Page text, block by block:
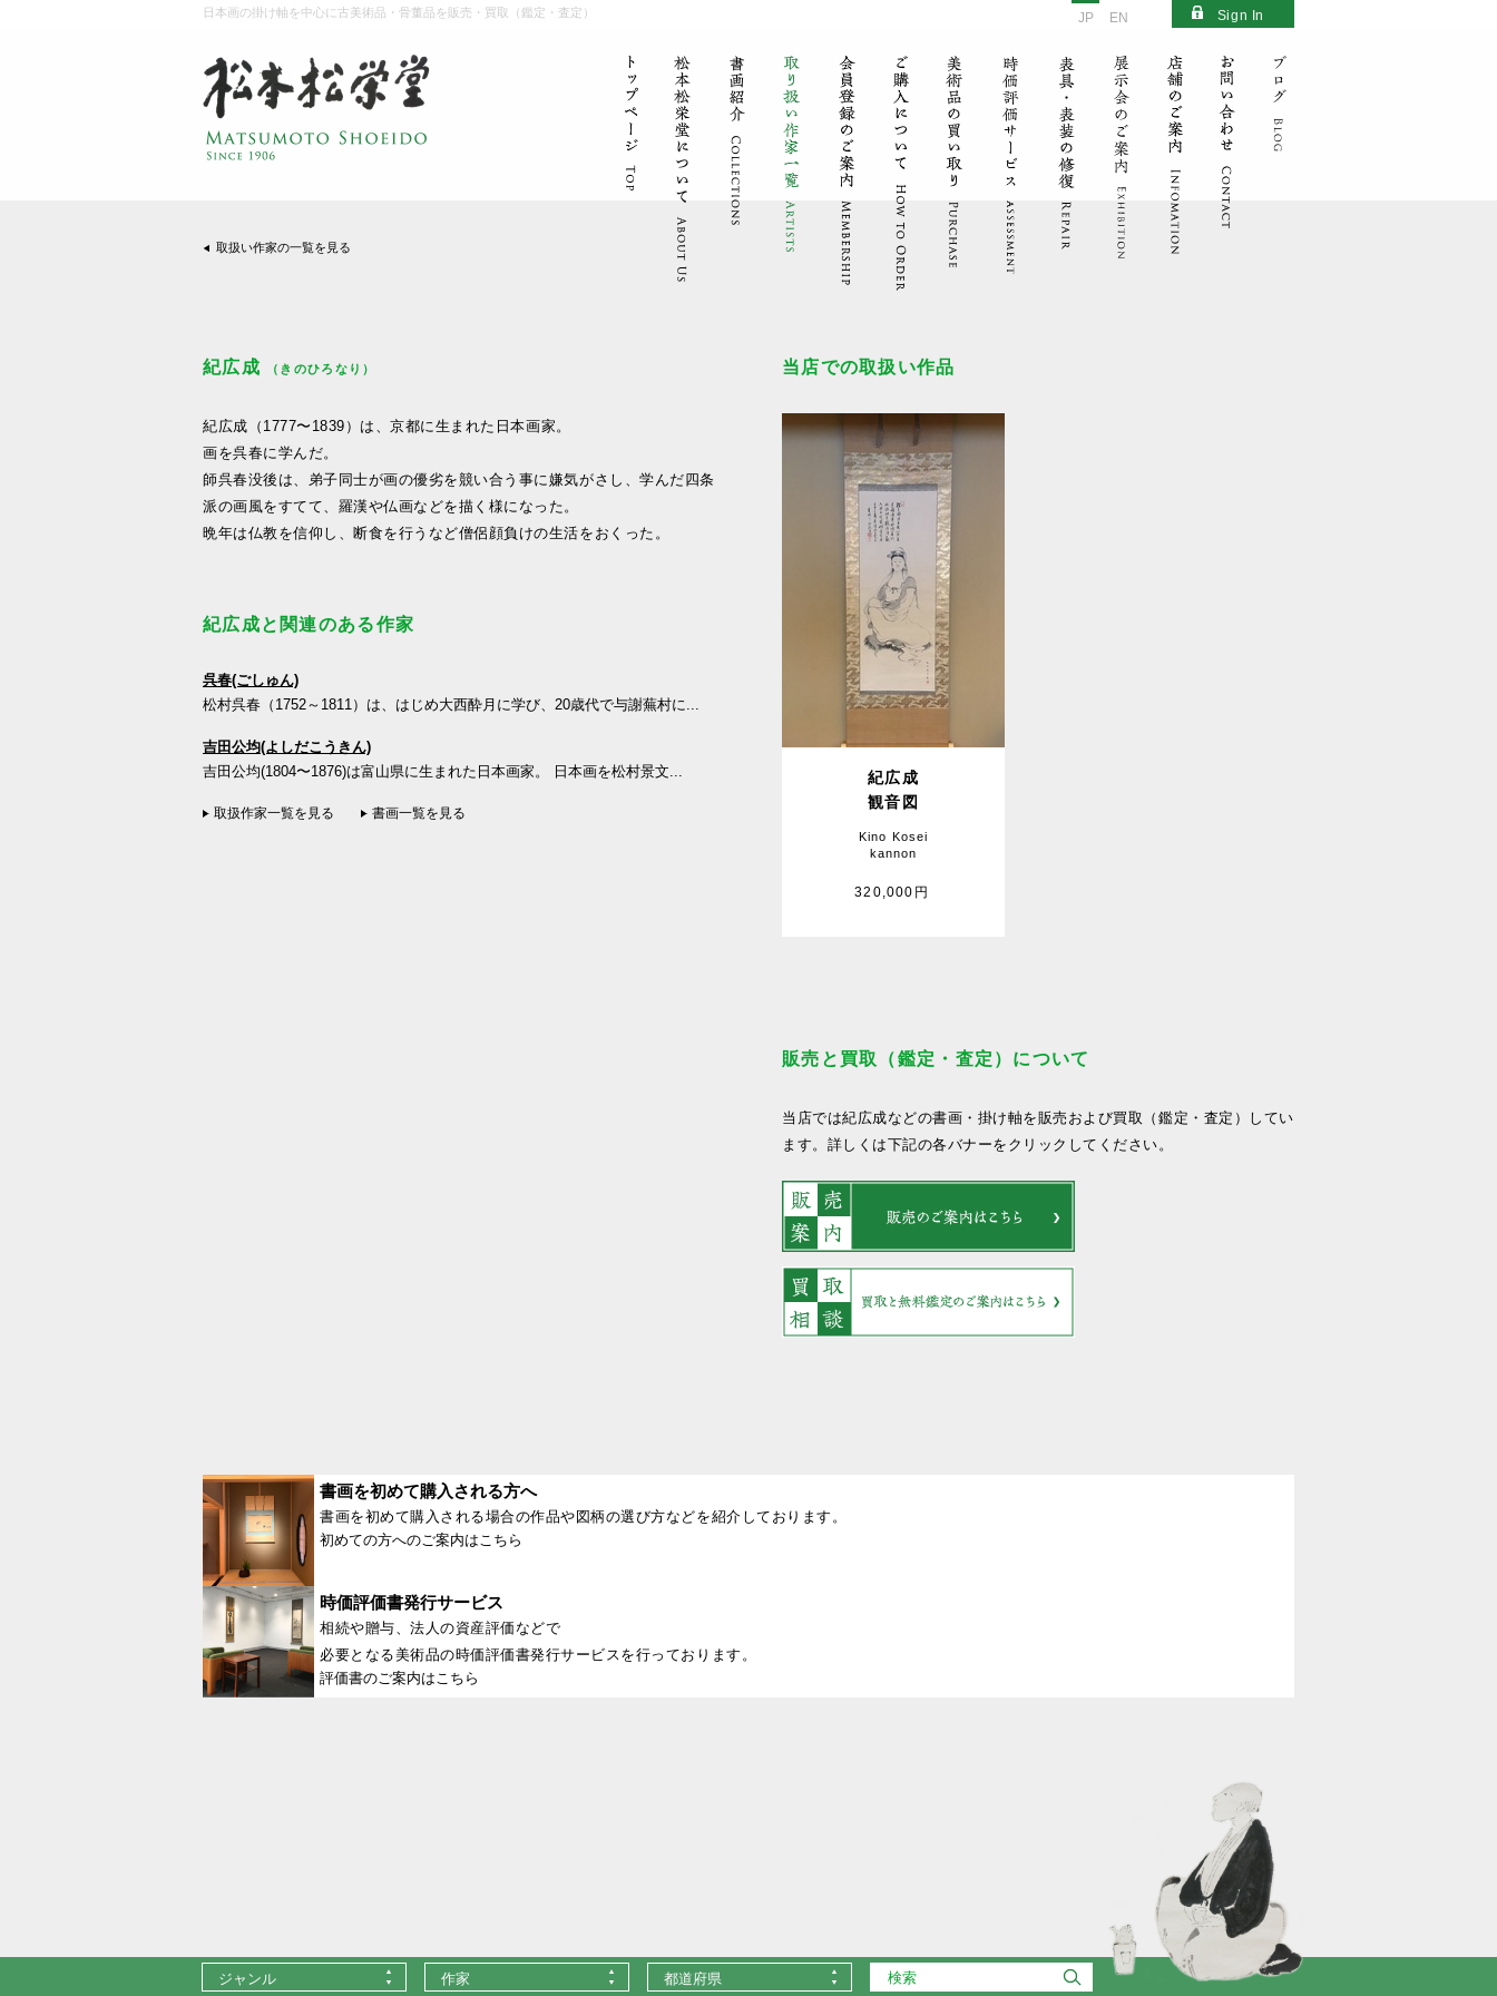
日本画の掛け軸を中心に古美術品・骨董品を販売・買取（鑑定・査定） Sign In
JP EN
取扱い作家の一覧を見る
紀広成 （きのひろなり）
紀広成（1777〜1839）は、京都に生まれた日本画家。
画を呉春に学んだ。
師呉春没後は、弟子同士が画の優劣を競い合う事に嫌気がさし、学んだ四条
派の画風をすてて、羅漢や仏画などを描く様になった。
晩年は仏教を信仰し、断食を行うなど僧侶顔負けの生活をおくった。
紀広成と関連のある作家
呉春(ごしゅん)
松村呉春（1752～1811）は、はじめ大西酔月に学び、20歳代で与謝蕪村に...
吉田公均(よしだこうきん)
吉田公均(1804〜1876)は富山県に生まれた日本画家。 日本画を松村景文...
取扱作家一覧を見る 書画一覧を見る
当店での取扱い作品
紀広成
観音図
Kino Kosei
kannon
320,000円
販売と買取（鑑定・査定）について
当店では紀広成などの書画・掛け軸を販売および買取（鑑定・査定）してい
ます。詳しくは下記の各バナーをクリックしてください。
書画を初めて購入される方へ
書画を初めて購入される場合の作品や図柄の選び方などを紹介しております。
初めての方へのご案内はこちら
時価評価書発行サービス
相続や贈与、法人の資産評価などで
必要となる美術品の時価評価書発行サービスを行っております。
評価書のご案内はこちら
ジャンル 作家 都道府県